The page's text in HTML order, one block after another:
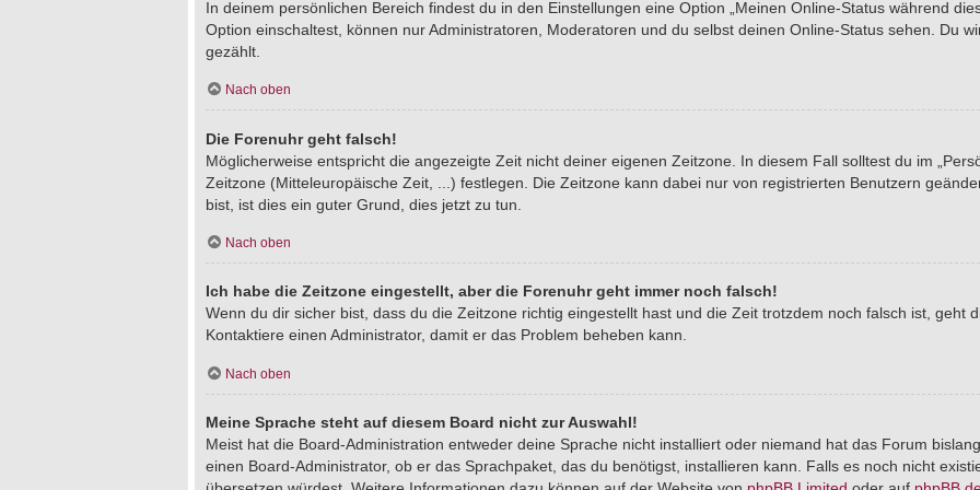
In deinem persönlichen Bereich findest du in den Einstellungen eine Option „Meinen Online-Status während
Option einschaltest, können nur Administratoren, Moderatoren und du selbst deinen Online-Status sehen. Du
gezählt.
Nach oben
Die Forenuhr geht falsch!
Möglicherweise entspricht die angezeigte Zeit nicht deiner eigenen Zeitzone. In diesem Fall solltest du im
Zeitzone (Mitteleuropäische Zeit, ...) festlegen. Die Zeitzone kann dabei nur von registrierten Benutzern
bist, ist dies ein guter Grund, dies jetzt zu tun.
Nach oben
Ich habe die Zeitzone eingestellt, aber die Forenuhr geht immer noch falsch!
Wenn du dir sicher bist, dass du die Zeitzone richtig eingestellt hast und die Zeit trotzdem noch falsch ist, geht
Kontaktiere einen Administrator, damit er das Problem beheben kann.
Nach oben
Meine Sprache steht auf diesem Board nicht zur Auswahl!
Meist hat die Board-Administration entweder deine Sprache nicht installiert oder niemand hat das Forum
einen Board-Administrator, ob er das Sprachpaket, das du benötigst, installieren kann. Falls es noch nicht